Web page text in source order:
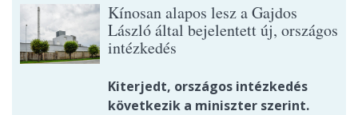
Kínosan alapos lesz a Gajdos
László által bejelentett új, országos
intézkedés
Kiterjedt, országos intézkedés
következik a miniszter szerint.